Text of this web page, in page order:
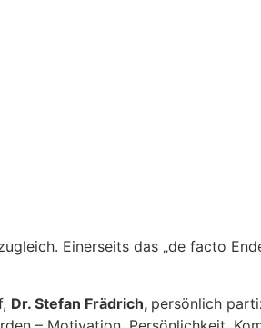
Einerseits das „de facto
Dr. Stefan Frädrich, persönlich